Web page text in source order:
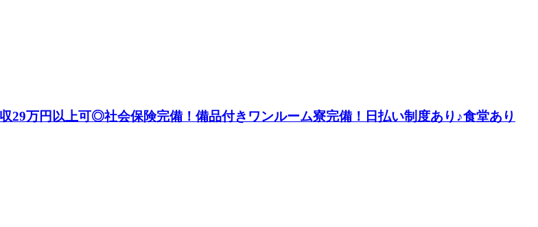
万円以上可◎社会保険完備！備品付きワンルーム寮完備！日払い制度あり♪食堂あり